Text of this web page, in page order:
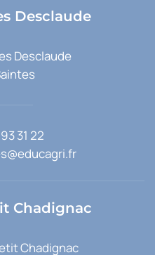
Desclaude
Desclaude
31 22
Chadignac
Chadignac